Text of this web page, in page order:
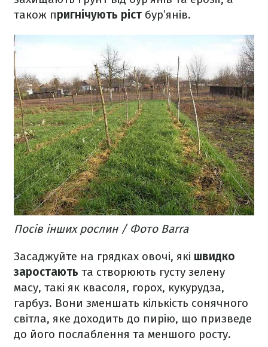
також пригнічують ріст бур’янів.
Посів інших рослин / Фото Barra
Засаджуйте на грядках овочі, які швидко
заростають та створюють густу зелену
масу, такі як квасоля, горох, кукурудза,
гарбуз. Вони зменшать кількість сонячного
світла, яке доходить до пирію, що призведе
до його послаблення та меншого росту.